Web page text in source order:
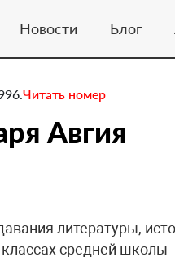
Новости Блог
Читать номер
Авгия
литературы,
средней школы